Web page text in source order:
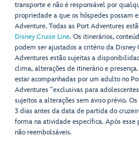
transporte e não é responsável por
propriedade a que os hóspedes possam
Adventure. Todas as Port Adventures
Disney Cruise Line. Os itinerários,
podem ser ajustados a critério da Disney
Adventures estão sujeitas a
clima, alterações de itinerário e
estar acompanhadas por um adulto no
Adventures "exclusivas para
sujeitos a alterações sem aviso prévio.
3 dias antes da data de partida do
forma na atividade específica. Após esse
não reembolsáveis.